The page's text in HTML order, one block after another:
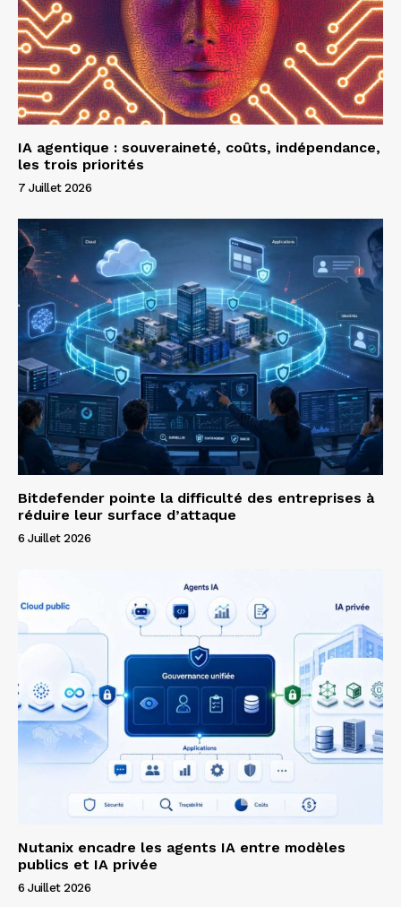
IA agentique : souveraineté, coûts, indépendance,
les trois priorités
7 Juillet 2026
Bitdefender pointe la difficulté des entreprises à
réduire leur surface d’attaque
6 Juillet 2026
Nutanix encadre les agents IA entre modèles
publics et IA privée
6 Juillet 2026